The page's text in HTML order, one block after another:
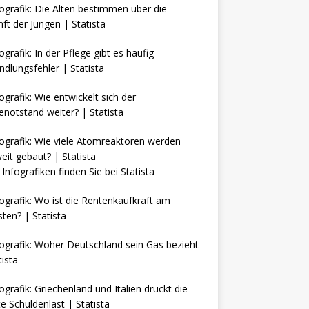
finden Sie bei Statista